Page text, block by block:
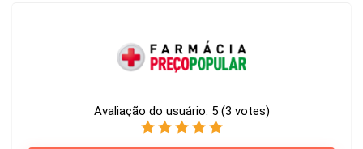
Avaliação do usuário: 5 (3 votes)